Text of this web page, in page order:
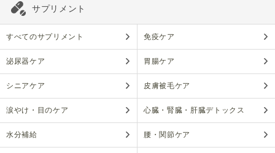
サプリメント
すべてのサプリメント 免疫ケア
泌尿器ケア 胃腸ケア
シニアケア 皮膚被毛ケア
涙やけ・目のケア 心臓・腎臓・肝臓デトックス
水分補給 腰・関節ケア